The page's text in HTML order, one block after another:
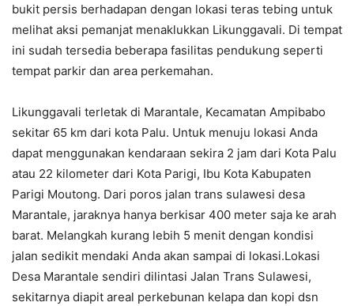
bukit persis berhadapan dengan lokasi teras tebing untuk
melihat aksi pemanjat menaklukkan Likunggavali. Di tempat
ini sudah tersedia beberapa fasilitas pendukung seperti
tempat parkir dan area perkemahan.
Likunggavali terletak di Marantale, Kecamatan Ampibabo
sekitar 65 km dari kota Palu. Untuk menuju lokasi Anda
dapat menggunakan kendaraan sekira 2 jam dari Kota Palu
atau 22 kilometer dari Kota Parigi, Ibu Kota Kabupaten
Parigi Moutong. Dari poros jalan trans sulawesi desa
Marantale, jaraknya hanya berkisar 400 meter saja ke arah
barat. Melangkah kurang lebih 5 menit dengan kondisi
jalan sedikit mendaki Anda akan sampai di lokasi.Lokasi
Desa Marantale sendiri dilintasi Jalan Trans Sulawesi,
sekitarnya diapit areal perkebunan kelapa dan kopi dsn